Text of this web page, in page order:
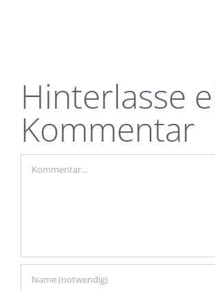
Hinterlasse
Kommentar